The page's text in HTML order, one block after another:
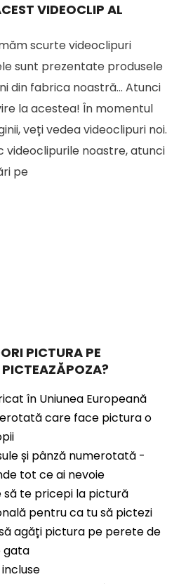
VIDEOCLIP AL
scurte videoclipuri
sunt prezentate produsele
din fabrica noastră... Atunci
la acestea! În momentul
veți vedea videoclipuri noi.
videoclipurile noastre, atunci
pe
PICTURA PE
PICTEAZĂPOZA?
în Uniunea Europeană
care face pictura o
și pânză numerotată -
tot ce ai nevoie
să te pricepi la pictură
pentru ca tu să pictezi
agăți pictura pe perete de
gata